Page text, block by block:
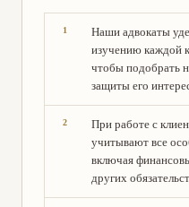
Наши адвокаты
изучению каждой
чтобы подобрать
защиты его
При работе с
учитывают все
включая
других